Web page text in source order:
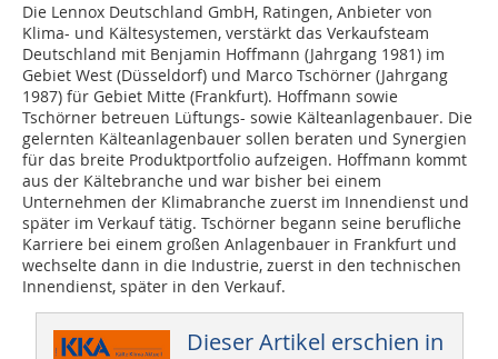
Die Lennox Deutschland GmbH, Ratingen, Anbieter von
Klima- und Kältesystemen, verstärkt das Verkaufsteam
Deutschland mit Benjamin Hoffmann (Jahrgang 1981) im
Gebiet West (Düsseldorf) und Marco Tschörner (Jahrgang
1987) für Gebiet Mitte (Frankfurt). Hoffmann sowie
Tschörner betreuen Lüftungs- sowie Kälteanlagenbauer. Die
gelernten Kälteanlagenbauer sollen beraten und Synergien
für das breite Produktportfolio aufzeigen. Hoffmann kommt
aus der Kältebranche und war bisher bei einem
Unternehmen der Klimabranche zuerst im Innendienst und
später im Verkauf tätig. Tschörner begann seine berufliche
Karriere bei einem großen Anlagenbauer in Frankfurt und
wechselte dann in die Industrie, zuerst in den technischen
Innendienst, später in den Verkauf.
Dieser Artikel erschien in